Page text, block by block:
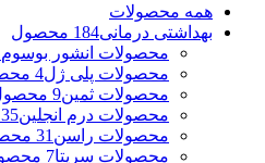
همه محصولات
بهداشتی درمانی184 محصول
محصولات انشور بوسوم
محصولات پلی ژل4 محصول
محصولات ثمین9 محصول
محصولات درم انجلین35 محصول
محصولات راسن 31 محصول
محصولات سریتا7 محصول